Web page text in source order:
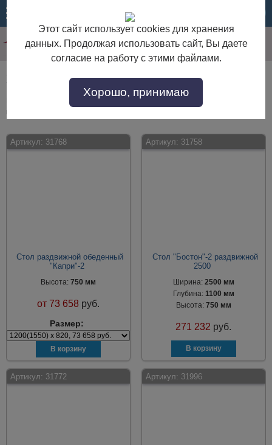
Мебель для кухни на двух ножках
Мебель для кухни на двух ножках по выгодной цене. Покупайте в
Артикул: 31768
Стол раздвижной обеденный
"Капри"-2
Высота:750 мм
от 73 658 руб.
Размер:
Артикул: 31758
Стол "Бостон"-2 раздвижной
2500
Ширина: 2500 мм
Глубина: 1100 мм
Высота: 750 мм
271 232 руб.
Артикул: 31772 Артикул: 31996
Этот сайт использует cookies для хранения
данных. Продолжая использовать сайт, Вы даете
согласие на работу с этими файлами.
Хорошо, принимаю